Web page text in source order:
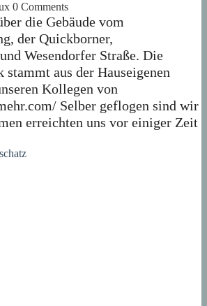
0 Comments
die Gebäude vom
der Quickborner,
Wesendorfer Straße. Die
aus der Hauseigenen
Kollegen von
Selber geflogen sind wir
erreichten uns vor einiger Zeit